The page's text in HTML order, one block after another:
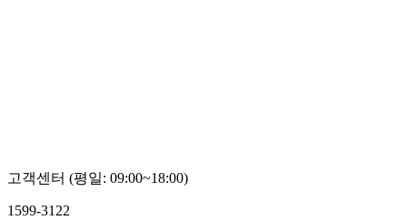
고객센터 (평일: 09:00~18:00)
1599-3122